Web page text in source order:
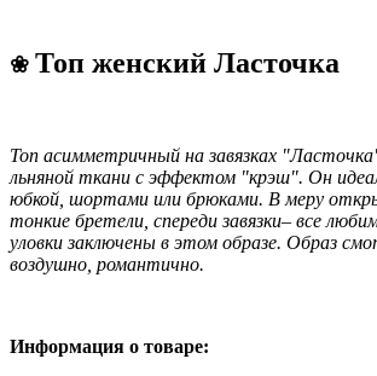
❀ Топ женский Ласточка
Топ асимметричный на завязках
льняной ткани с эффектом "крэш". Он
юбкой, шортами или брюками. В меру
тонкие бретели, спереди завязки– все
уловки заключены в этом образе. Образ
воздушно, романтично.
Информация о товаре: